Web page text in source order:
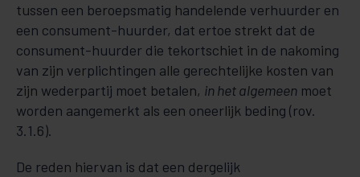
tussen een beroepsmatig handelende verhuurder en
een consument-huurder, dat ertoe strekt dat de
consument-huurder die tekortschiet in de nakoming
van zijn verplichtingen alle gerechtelijke kosten van
zijn wederpartij moet betalen, in het algemeen moet
worden aangemerkt als een oneerlijk beding (rov.
3.1.6).
De reden hiervan is dat een dergelijk